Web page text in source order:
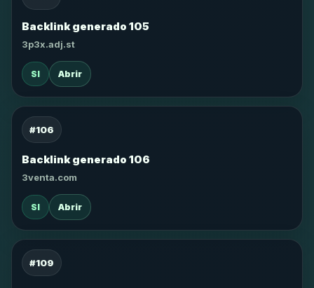
Backlink generado 105
3p3x.adj.st
SI Abrir
#106
Backlink generado 106
3venta.com
SI Abrir
#109